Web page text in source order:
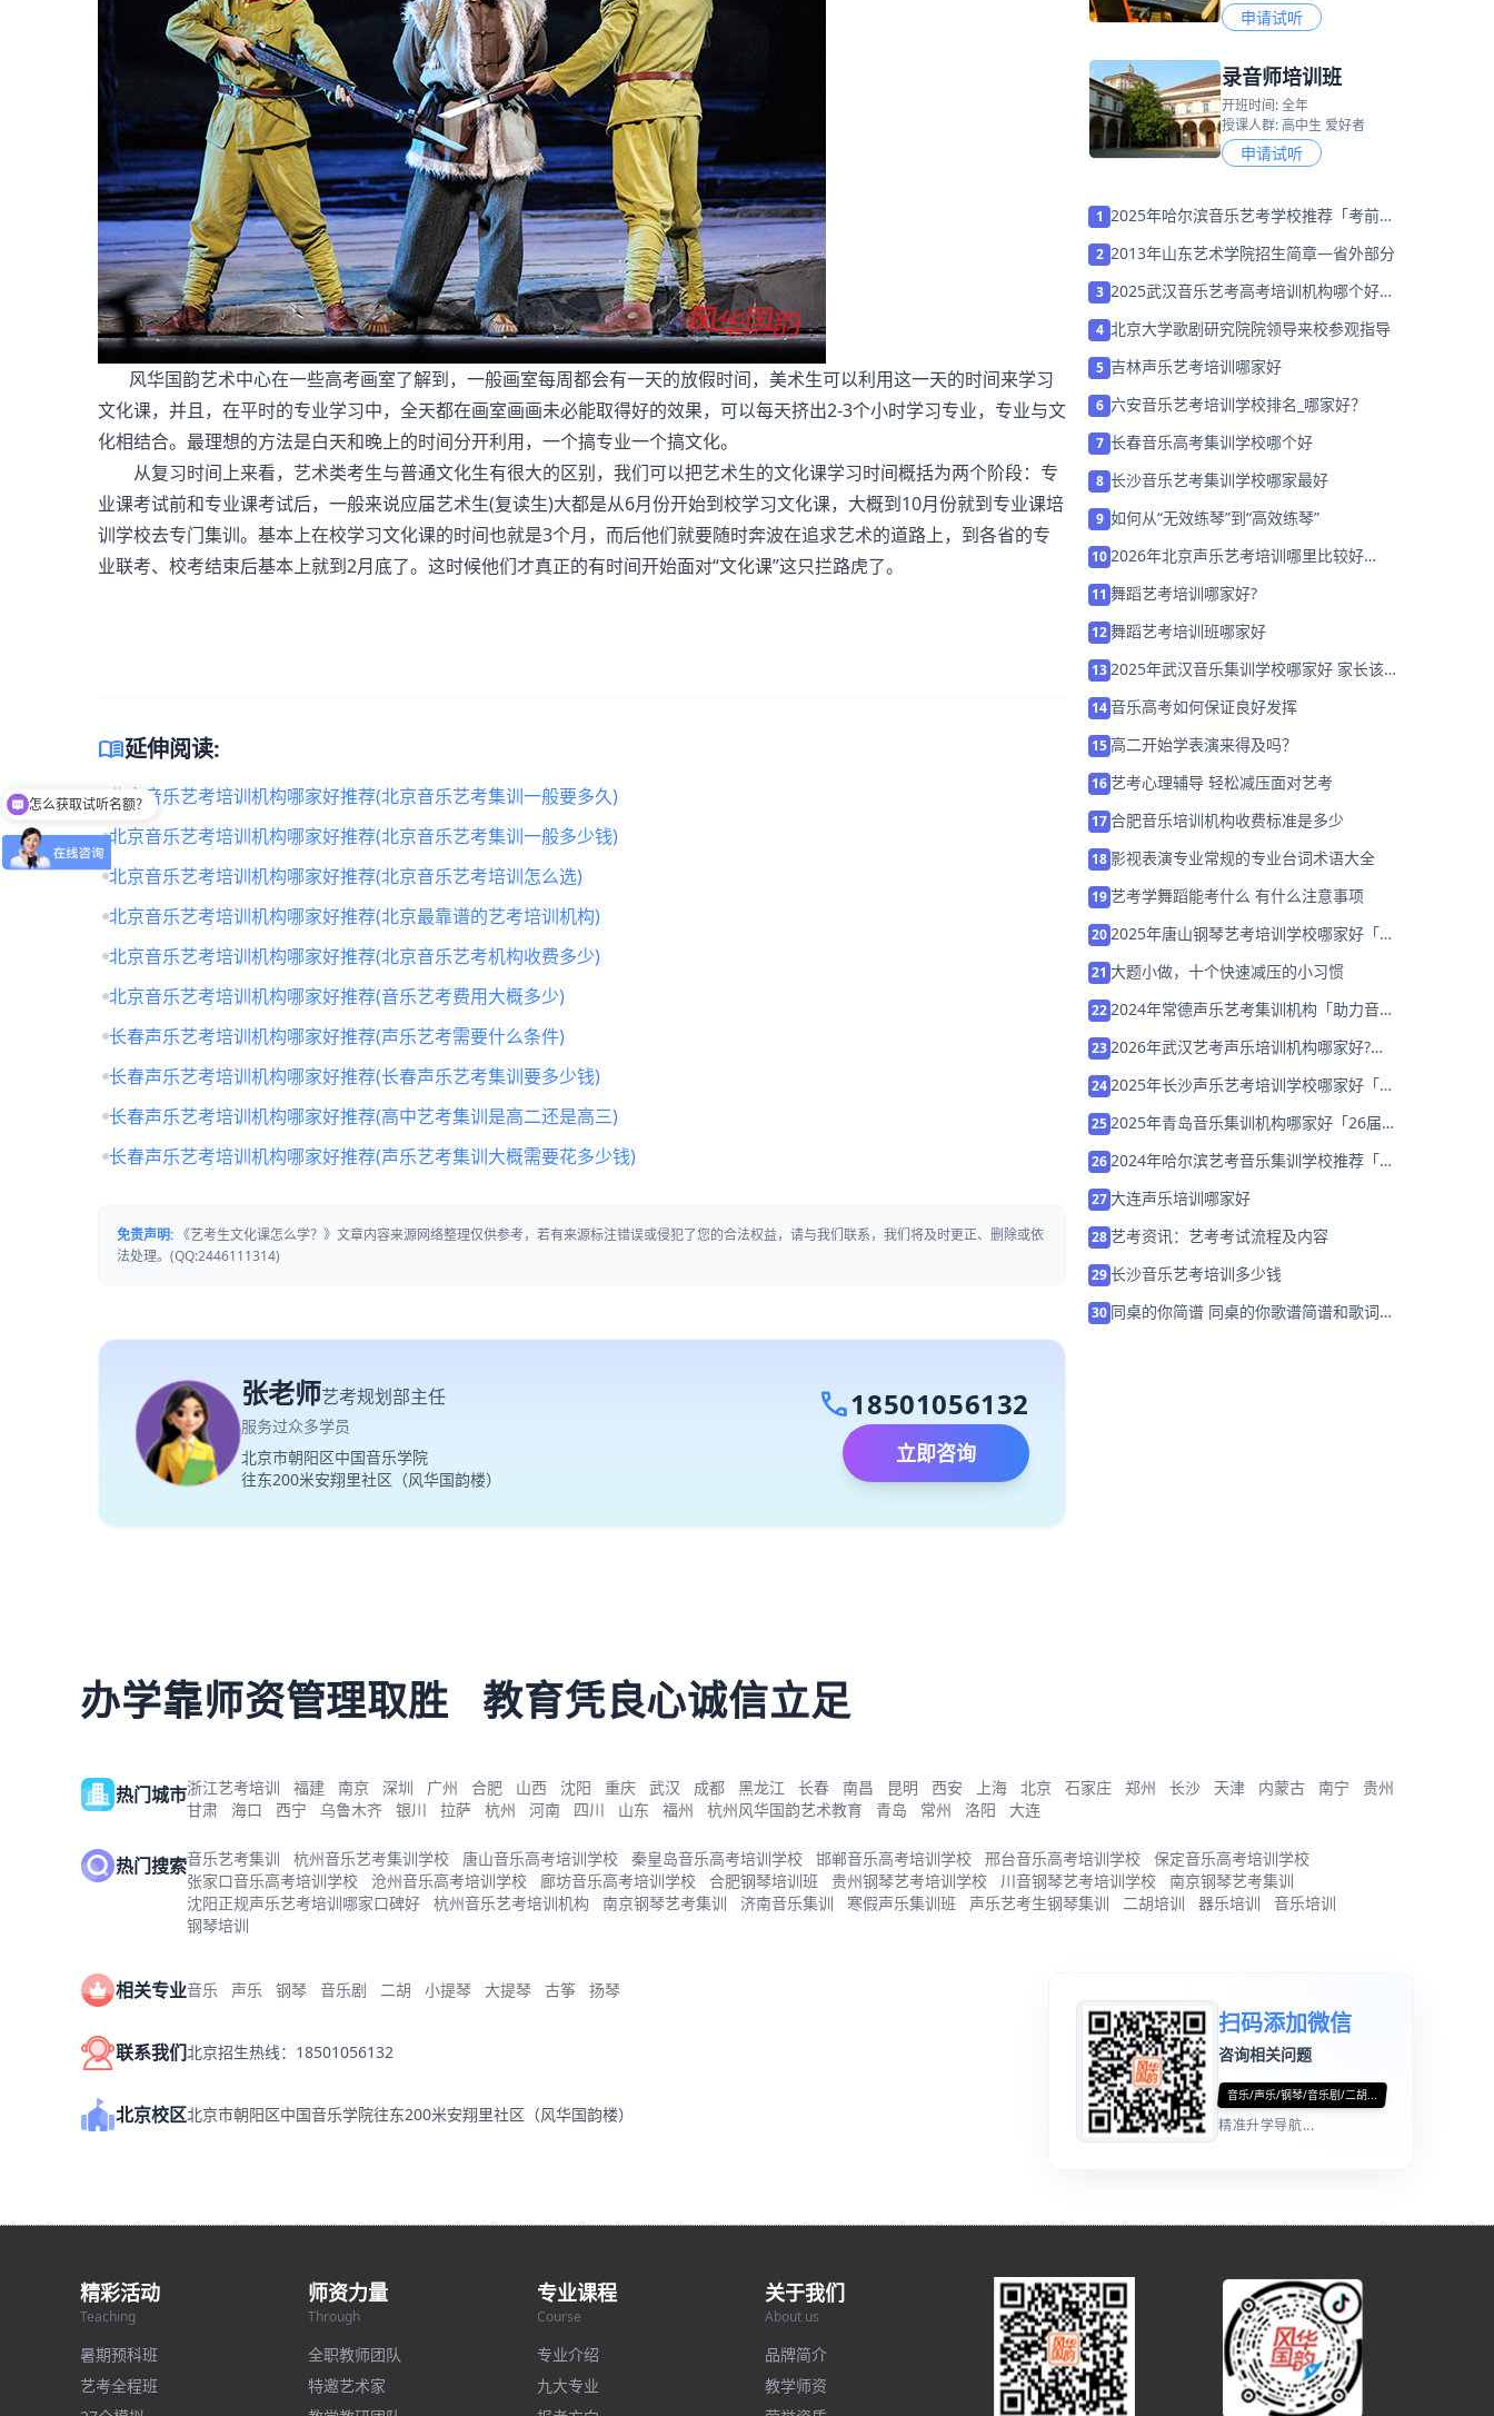
风华国韵艺术中心在一些高考画室了解到，一般画室每周都会有一天的放假时间，美术生可以利用这一天的时间来学习
文化课，并且，在平时的专业学习中，全天都在画室画画未必能取得好的效果，可以每天挤出2-3个小时学习专业，专业与文
化相结合。最理想的方法是白天和晚上的时间分开利用，一个搞专业一个搞文化。
从复习时间上来看，艺术类考生与普通文化生有很大的区别，我们可以把艺术生的文化课学习时间概括为两个阶段：专
业课考试前和专业课考试后，一般来说应届艺术生(复读生)大都是从6月份开始到校学习文化课，大概到10月份就到专业课培
训学校去专门集训。基本上在校学习文化课的时间也就是3个月，而后他们就要随时奔波在追求艺术的道路上，到各省的专
业联考、校考结束后基本上就到2月底了。这时候他们才真正的有时间开始面对“文化课”这只拦路虎了。
menu_book延伸阅读:
北京音乐艺考培训机构哪家好推荐(北京音乐艺考集训一般要多久)
北京音乐艺考培训机构哪家好推荐(北京音乐艺考集训一般多少钱)
北京音乐艺考培训机构哪家好推荐(北京音乐艺考培训怎么选)
北京音乐艺考培训机构哪家好推荐(北京最靠谱的艺考培训机构)
北京音乐艺考培训机构哪家好推荐(北京音乐艺考机构收费多少)
北京音乐艺考培训机构哪家好推荐(音乐艺考费用大概多少)
长春声乐艺考培训机构哪家好推荐(声乐艺考需要什么条件)
长春声乐艺考培训机构哪家好推荐(长春声乐艺考集训要多少钱)
长春声乐艺考培训机构哪家好推荐(高中艺考集训是高二还是高三)
长春声乐艺考培训机构哪家好推荐(声乐艺考集训大概需要花多少钱)
免责声明: 《艺考生文化课怎么学？》文章内容来源网络整理仅供参考，若有来源标注错误或侵犯了您的合法权益，请与我们联系，我们将及时更正、删除或依
法处理。(QQ:2446111314)
张老师艺考规划部主任
服务过众多学员
北京市朝阳区中国音乐学院
往东200米安翔里社区（风华国韵楼）
call18501056132
立即咨询
申请试听
录音师培训班
开班时间: 全年
授课人群: 高中生 爱好者
申请试听
1 2025年哈尔滨音乐艺考学校推荐「考前集
2 2013年山东艺术学院招生简章―省外部分
3 2025武汉音乐艺考高考培训机构哪个好推
4 北京大学歌剧研究院院领导来校参观指导
5 吉林声乐艺考培训哪家好
6 六安音乐艺考培训学校排名_哪家好？
7 长春音乐高考集训学校哪个好
8 长沙音乐艺考集训学校哪家最好
9 如何从“无效练琴”到“高效练琴”
102026年北京声乐艺考培训哪里比较好
11 舞蹈艺考培训哪家好?
12舞蹈艺考培训班哪家好
132025年武汉音乐集训学校哪家好 家长该
14音乐高考如何保证良好发挥
15高二开始学表演来得及吗？
16 艺考心理辅导 轻松减压面对艺考
17合肥音乐培训机构收费标准是多少
18 影视表演专业常规的专业台词术语大全
19艺考学舞蹈能考什么 有什么注意事项
202025年唐山钢琴艺考培训学校哪家好「考
21 大题小做，十个快速减压的小习惯
222024年常德声乐艺考集训机构「助力音乐
232026年武汉艺考声乐培训机构哪家好?家
242025年长沙声乐艺考培训学校哪家好「集
252025年青岛音乐集训机构哪家好「26届
262024年哈尔滨艺考音乐集训学校推荐「联
27大连声乐培训哪家好
28艺考资讯：艺考考试流程及内容
29长沙音乐艺考培训多少钱
30 同桌的你简谱 同桌的你歌谱简谱和歌词完
办学靠师资管理取胜 教育凭良心诚信立足
热门城市浙江艺考培训 福建 南京 深圳 广州 合肥 山西 沈阳 重庆 武汉 成都 黑龙江 长春 南昌 昆明 西安 上海 北京 石家庄 郑州 长沙 天津 内蒙古 南宁
贵州
甘肃
海口 西宁 乌鲁木齐 银川 拉萨 杭州 河南 四川 山东 福州 杭州风华国韵艺术教育 青岛 常州 洛阳 大连
热门搜索音乐艺考集训 杭州音乐艺考集训学校 唐山音乐高考培训学校 秦皇岛音乐高考培训学校 邯郸音乐高考培训学校 邢台音乐高考培训学校
保定音乐高考培训学校
张家口音乐高考培训学校
沧州音乐高考培训学校 廊坊音乐高考培训学校 合肥钢琴培训班 贵州钢琴艺考培训学校 川音钢琴艺考培训学校
南京钢琴艺考集训
沈阳正规声乐艺考培训哪家口碑好
杭州音乐艺考培训机构 南京钢琴艺考集训 济南音乐集训 寒假声乐集训班 声乐艺考生钢琴集训 二胡培训 器乐培训
音乐培训
钢琴培训
相关专业音乐 声乐 钢琴 音乐剧 二胡 小提琴 大提琴 古筝 扬琴
联系我们北京招生热线：18501056132
北京校区北京市朝阳区中国音乐学院往东200米安翔里社区（风华国韵楼）
扫码添加微信
咨询相关问题
音乐/声乐/钢琴/音乐剧/二胡...
精准升学导航...
精彩活动
Teaching
暑期预科班
艺考全程班
师资力量
Through
全职教师团队
特邀艺术家
专业课程
Course
专业介绍
九大专业
关于我们
About us
品牌简介
教学师资
怎么获取试听名额？